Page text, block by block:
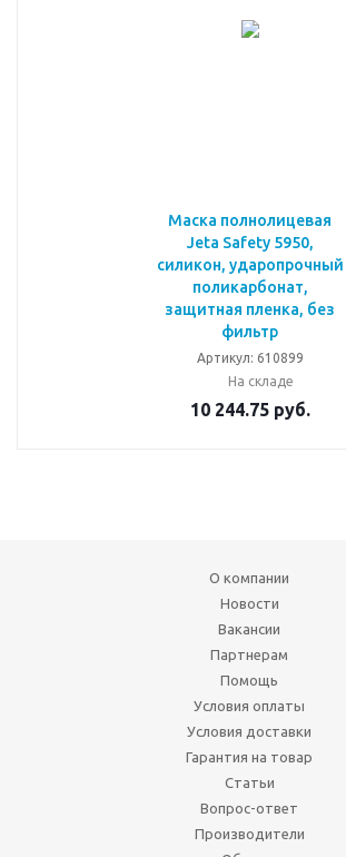
Маска полнолицевая
Jeta Safety 5950,
силикон, ударопрочный
поликарбонат,
защитная пленка, без
фильтр
Артикул: 610899
На складе
10 244.75руб.
О компании
Новости
Вакансии
Партнерам
Помощь
Условия оплаты
Условия доставки
Гарантия на товар
Статьи
Вопрос-ответ
Производители